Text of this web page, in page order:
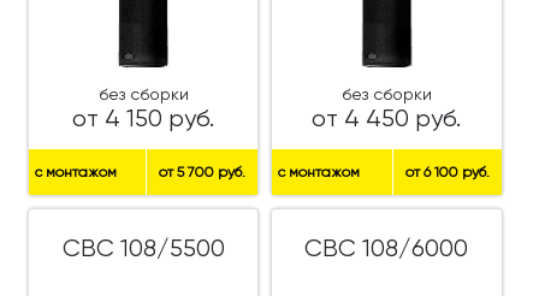
без сборки
от 4 150 руб.
с монтажом от 5 700 руб.
без сборки
от 4 450 руб.
с монтажом от 6 100 руб.
СВС 108/5500 СВС 108/6000